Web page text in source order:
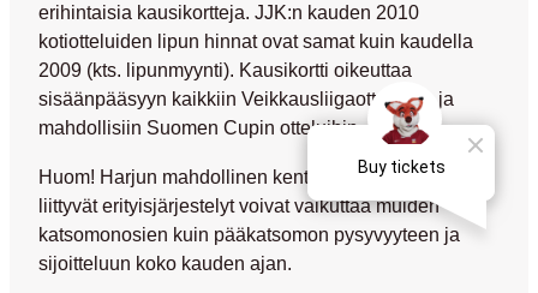
erihintaisia kausikortteja. JJK:n kauden 2010
kotiotteluiden lipun hinnat ovat samat kuin kaudella
2009 (kts. lipunmyynti). Kausikortti oikeuttaa
sisäänpääsyyn kaikkiin Veikkausliigaotteluihin ja
mahdollisiin Suomen Cupin otteluihin.
Huom! Harjun mahdollinen kenttäremontti ja siihen
liittyvät erityisjärjestelyt voivat vaikuttaa muiden
katsomonosien kuin pääkatsomon pysyvyyteen ja
sijoitteluun koko kauden ajan.